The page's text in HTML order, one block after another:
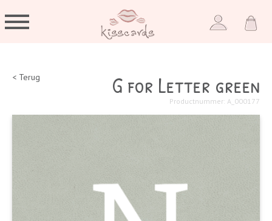
< Terug G for Letter green
Productnummer: A_000177